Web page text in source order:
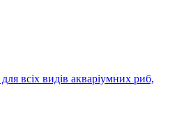
всіх видів акваріумних риб,